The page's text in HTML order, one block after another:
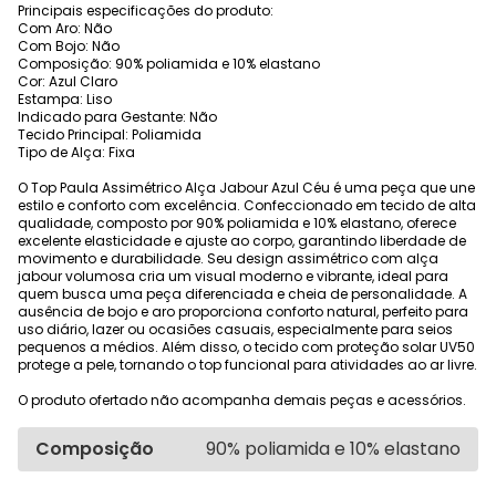
Principais especificações do produto:
Com Aro: Não
Com Bojo: Não
Composição: 90% poliamida e 10% elastano
Cor: Azul Claro
Estampa: Liso
Indicado para Gestante: Não
Tecido Principal: Poliamida
Tipo de Alça: Fixa
O Top Paula Assimétrico Alça Jabour Azul Céu é uma peça que une
estilo e conforto com excelência. Confeccionado em tecido de alta
qualidade, composto por 90% poliamida e 10% elastano, oferece
excelente elasticidade e ajuste ao corpo, garantindo liberdade de
movimento e durabilidade. Seu design assimétrico com alça
jabour volumosa cria um visual moderno e vibrante, ideal para
quem busca uma peça diferenciada e cheia de personalidade. A
ausência de bojo e aro proporciona conforto natural, perfeito para
uso diário, lazer ou ocasiões casuais, especialmente para seios
pequenos a médios. Além disso, o tecido com proteção solar UV50
protege a pele, tornando o top funcional para atividades ao ar livre.
O produto ofertado não acompanha demais peças e acessórios.
Composição 90% poliamida e 10% elastano